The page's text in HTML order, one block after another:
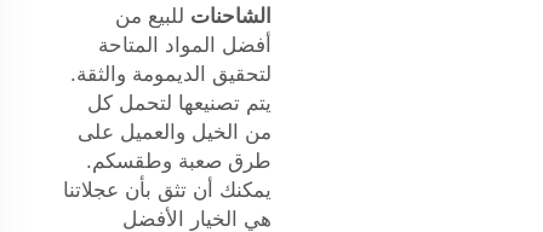
الشاحنات للبيع من
أفضل المواد المتاحة
لتحقيق الديمومة والثقة.
يتم تصنيعها لتحمل كل
من الخيل والعميل على
طرق صعبة وطقسكم.
يمكنك أن تثق بأن عجلاتنا
هي الخيار الأفضل